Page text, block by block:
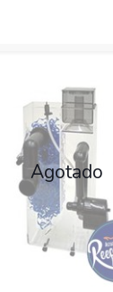
Agotado